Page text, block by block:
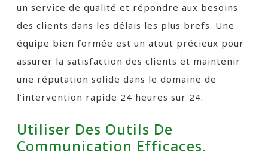
un service de qualité et répondre aux besoins
des clients dans les délais les plus brefs. Une
équipe bien formée est un atout précieux pour
assurer la satisfaction des clients et maintenir
une réputation solide dans le domaine de
l’intervention rapide 24 heures sur 24.
Utiliser Des Outils De
Communication Efficaces.